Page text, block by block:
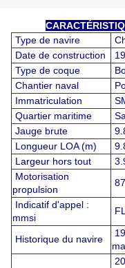
Type de navire
Date de construction
Type de coque
Chantier naval
Immatriculation
Quartier maritime
Jauge brute
Longueur LOA (m)
Largeur hors tout
Motorisation
propulsion
Indicatif d'appel :
mmsi
Historique du navire